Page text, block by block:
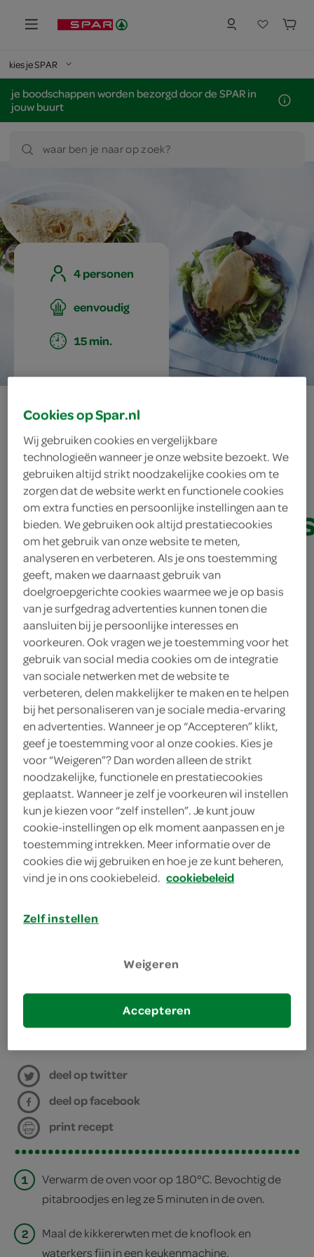
kies je SPAR
je boodschappen worden bezorgd door de SPAR in
jouw buurt
waar ben je naar op zoek?
4 personen
eenvoudig
15 min.
pita met
slablaadjes, feta
en
ingrediënten
100 gram geitenkaas
100 gram feta
50 gram gemengde sla
1 mespunt gedroogde chilipeper
2 eetlepels yoghurt
4 eetlepels olijfolie
1 bosje waterkers
2 teentjes knoflook
4 pitabroodjes
bereiden
deel op twitter
deel op facebook
print recept
1
Verwarm de oven voor op 180°C. Bevochtig de
pitabroodjes en leg ze 5 minuten in de oven.
2
Maal de kikkererwten met de knoflook en
waterkers fijn in een keukenmachine.
Cookies op Spar.nl
Wij gebruiken cookies en vergelijkbare
technologieën wanneer je onze website bezoekt. We
gebruiken altijd strikt noodzakelijke cookies om te
zorgen dat de website werkt en functionele cookies
om extra functies en persoonlijke instellingen aan te
bieden. We gebruiken ook altijd prestatiecookies
om het gebruik van onze website te meten,
analyseren en verbeteren. Als je ons toestemming
geeft, maken we daarnaast gebruik van
doelgroepgerichte cookies waarmee we je op basis
van je surfgedrag advertenties kunnen tonen die
aansluiten bij je persoonlijke interesses en
voorkeuren. Ook vragen we je toestemming voor het
gebruik van social media cookies om de integratie
van sociale netwerken met de website te
verbeteren, delen makkelijker te maken en te helpen
bij het personaliseren van je sociale media-ervaring
en advertenties. Wanneer je op “Accepteren” klikt,
geef je toestemming voor al onze cookies. Kies je
voor “Weigeren”? Dan worden alleen de strikt
noodzakelijke, functionele en prestatiecookies
geplaatst. Wanneer je zelf je voorkeuren wil instellen
kun je kiezen voor “zelf instellen”. Je kunt jouw
cookie-instellingen op elk moment aanpassen en je
toestemming intrekken. Meer informatie over de
cookies die wij gebruiken en hoe je ze kunt beheren,
vind je in ons cookiebeleid. cookiebeleid
Zelf instellen
Weigeren
Accepteren